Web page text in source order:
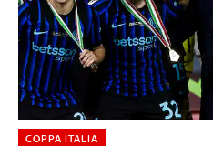
COPPA ITALIA